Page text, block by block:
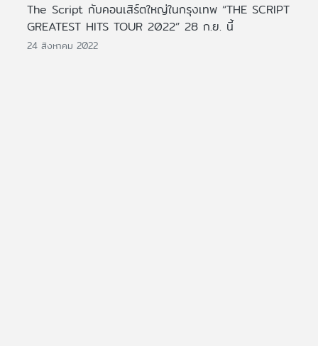
The Script กับคอนเสิร์ตใหญ่ในกรุงเทพ “THE SCRIPT
GREATEST HITS TOUR 2022” 28 ก.ย. นี้
24 สิงหาคม 2022